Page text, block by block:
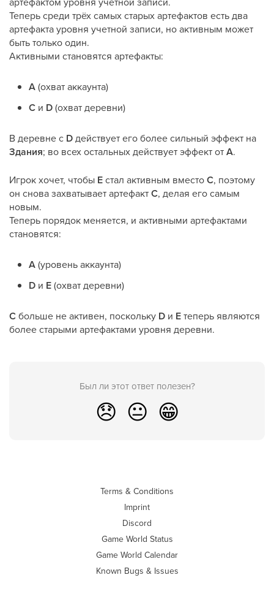
Теперь среди трёх самых старых артефактов есть два
артефакта уровня учетной записи, но активным может
быть только один.
Активными становятся артефакты:
A(охват аккаунта)
C и D(охват деревни)
В деревне с Dдействует его более сильный эффект на
Здания; во всех остальных действует эффект отA.
Игрок хочет, чтобы Eстал активным вместоC, поэтому
он снова захватывает артефактC, делая его самым
новым.
Теперь порядок меняется, и активными артефактами
становятся:
A(уровень аккаунта)
D и E(охват деревни)
Cбольше не активен, поскольку D и Eтеперь являются
более старыми артефактами уровня деревни.
Был ли этот ответ полезен?
😞 😐 😁
Terms & Conditions
Imprint
Discord
Game World Status
Game World Calendar
Known Bugs & Issues